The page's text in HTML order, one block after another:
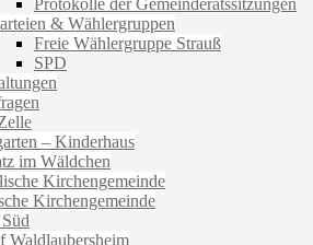
Protokolle der Gemeinderatssitzungen
& Wählergruppen
Freie Wählergruppe Strauß
SPD
– Kinderhaus
im Wäldchen
Kirchengemeinde
Kirchengemeinde
Waldlaubersheim